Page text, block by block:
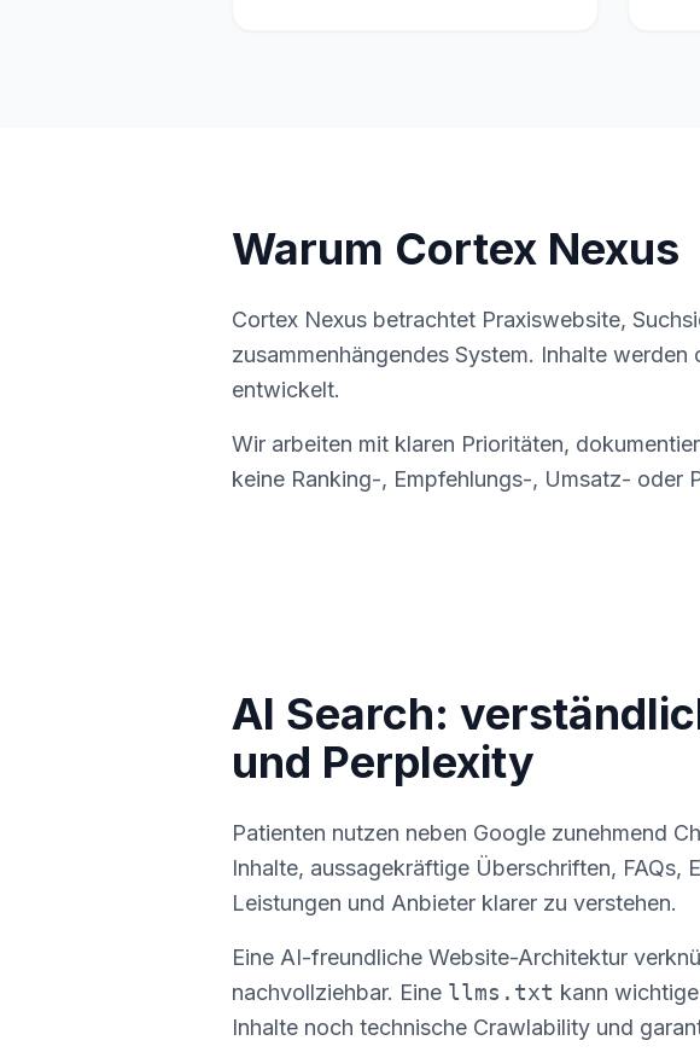
Warum Cortex Nexus
Cortex Nexus betrachtet Praxiswebsite,
zusammenhängendes System. Inhalte
entwickelt.
Wir arbeiten mit klaren Prioritäten,
keine Ranking-, Empfehlungs-, Umsatz- oder
AI Search:
und Perplexity
Patienten nutzen neben Google zunehmend
Inhalte, aussagekräftige Überschriften, FAQs,
Leistungen und Anbieter klarer zu verstehen.
Eine AI-freundliche Website-Architektur
nachvollziehbar. Eine llms.txt kann
Inhalte noch technische Crawlability und